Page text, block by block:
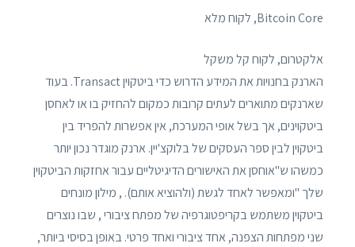
Bitcoin Core, לקוח מלא
אלקטרום, לקוח קל משקל
הארנק בחנויות את המידע הדרוש כדי ביטקוין Transact. בעוד
שארנקים מתוארים לעתים קרובות כמקום להחזיק בו או לאחסן
ביטקוינים, אך בשל אופי המערכת, אין אפשרות להפריד בין
ביטקוין לבין ספר העסקים של בלוקצ'יין. ארנק מוגדר נכון יותר
כמשהו ש"אוחסן את האישורים הדיגיטליים עבור אחזקות הביטקוין
שלך "ומאפשר לאחד לגשת (ולהוציא אותם). , מילון מונחים
ביטקוין משתמש בקריפטוגרפיה של מפתח ציבורי , שבו נוצרים
שני מפתחות הצפנה, אחד ציבורי ואחד פרטי. באופן בסיסי ביותר,